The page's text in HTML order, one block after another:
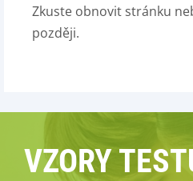
Zkuste obnovit stránku
později.
VZORY